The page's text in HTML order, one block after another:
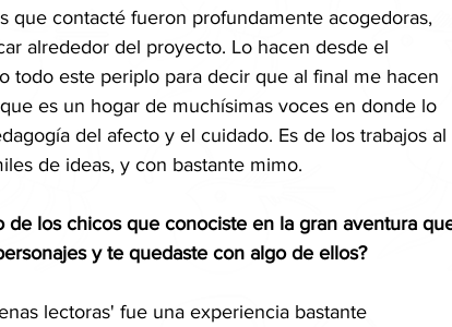
que contacté fueron profundamente acogedoras,
alrededor del proyecto. Lo hacen desde el
todo este periplo para decir que al final me hacen
es un hogar de muchísimas voces en donde lo
del afecto y el cuidado. Es de los trabajos al
de ideas, y con bastante mimo.
de los chicos que conociste en la gran aventura
y te quedaste con algo de ellos?
lectoras' fue una experiencia bastante